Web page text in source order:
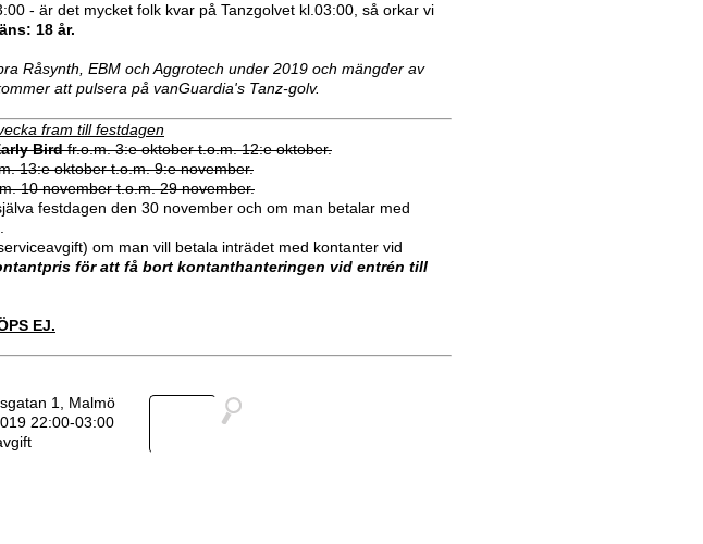
- är det mycket folk kvar på Tanzgolvet kl.03:00, så orkar vi
18 år.
Råsynth, EBM och Aggrotech under 2019 och mängder av
att pulsera på vanGuardia's Tanz-golv.
fram till festdagen
Birdfr.o.m. 3:e oktober t.o.m. 12:e oktober.
13:e oktober t.o.m. 9:e november.
10 november t.o.m. 29 november.
festdagen den 30 november och om man betalar med
om man vill betala inträdet med kontanter vid
för att få bort kontanthanteringen vid entrén till
EJ.
1, Malmö
22:00-03:00